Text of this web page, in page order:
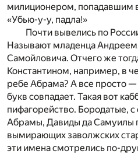
милиционером, попадавшим
«Убью-у-у, падла!»
Почти вывелись по
Называют младенца
Самойловича. Отчего же
Константином, например, в
ребе Абрама? А все просто
букв совпадает. Такая вот
пифагорейство. Бородатые,
Абрамы, Давиды да Самуилы
вымирающих заволжских
эти имена смотрелись по-